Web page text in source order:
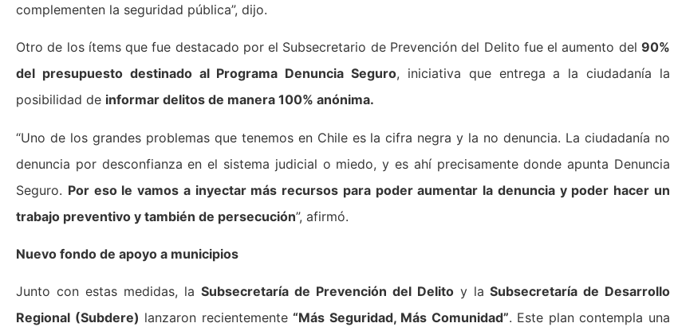
complementen la seguridad pública”, dijo.
Otro de los ítems que fue destacado por el Subsecretario de Prevención del Delito fue el aumento del 90%
del presupuesto destinado al Programa Denuncia Seguro, iniciativa que entrega a la ciudadanía la
posibilidad de informar delitos de manera 100% anónima.
“Uno de los grandes problemas que tenemos en Chile es la cifra negra y la no denuncia. La ciudadanía no
denuncia por desconfianza en el sistema judicial o miedo, y es ahí precisamente donde apunta Denuncia
Seguro. Por eso le vamos a inyectar más recursos para poder aumentar la denuncia y poder hacer un
trabajo preventivo y también de persecución”, afirmó.
Nuevo fondo de apoyo a municipios
Junto con estas medidas, la Subsecretaría de Prevención del Delito y la Subsecretaría de Desarrollo
Regional (Subdere) lanzaron recientemente“Más Seguridad, Más Comunidad”. Este plan contempla una